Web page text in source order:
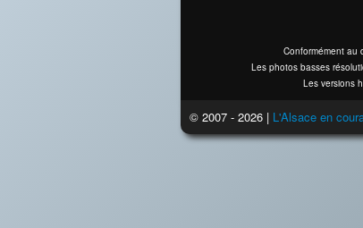
Conformément au
Les photos basses
Les versions
© 2007 - 2026 | L'Alsace en